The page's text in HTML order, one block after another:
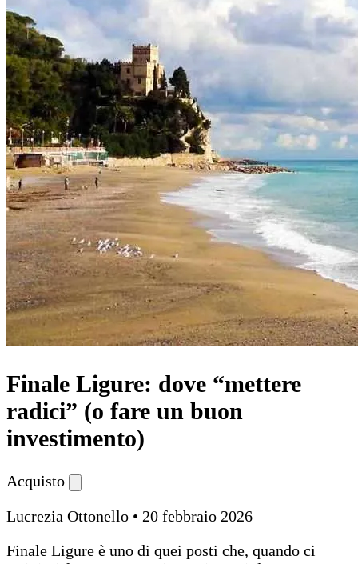
Finale Ligure: dove “mettere
radici” (o fare un buon
investimento)
Acquisto
Lucrezia Ottonello • 20 febbraio 2026
Finale Ligure è uno di quei posti che, quando ci